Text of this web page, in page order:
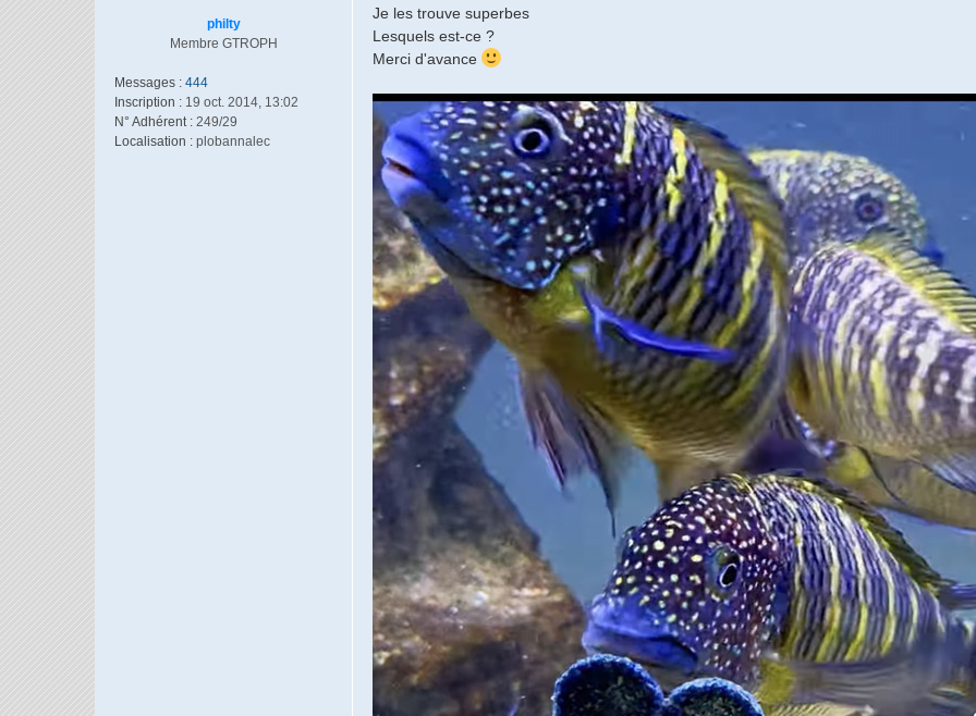
philty
Membre GTROPH
Messages : 444
Inscription : 19 oct. 2014, 13:02
N° Adhérent : 249/29
Localisation : plobannalec
g
e
Je les trouve superbes
Lesquels est-ce ?
Merci d'avance